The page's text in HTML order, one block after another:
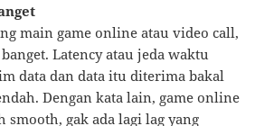
main game online atau video call,
Latency atau jeda waktu
data dan data itu diterima bakal
Dengan kata lain, game online
smooth, gak ada lagi lag yang